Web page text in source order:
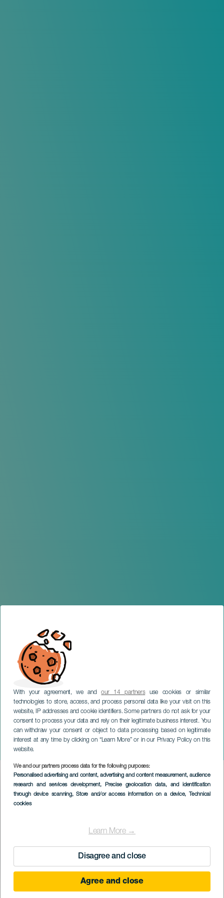
With your agreement, we andour 14 partnersuse cookies or similar
technologies to store, access, and process personal data like your visit on this
website, IP addresses and cookie identifiers. Some partners do not ask for your
consent to process your data and rely on their legitimate business interest. You
can withdraw your consent or object to data processing based on legitimate
interest at any time by clicking on “Learn More” or in our Privacy Policy on this
website.
We and our partners process data for the following purposes:
Personalised advertising and content, advertising and content measurement, audience
research and services development, Precise geolocation data, and identification
through device scanning, Store and/or access information on a device, Technical
cookies
Learn More →
Disagree and close
Agree and close
Three Kings Parade i
Arrecife
LANZAROTE
Imagen
Listado
05 January 2027